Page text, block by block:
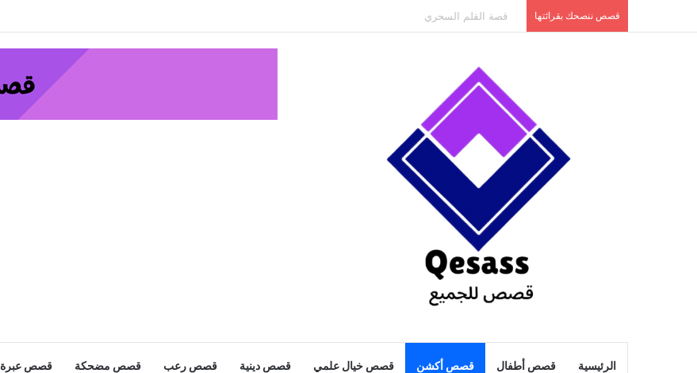
قصص ننصحك بقرائتها قصة الطفل الذي عاد من النار ج3
الرئيسية قصص أطفال قصص أكشن قصص خيال علمي قصص دينية قصص رعب قصص مضحكة قصص عبرة